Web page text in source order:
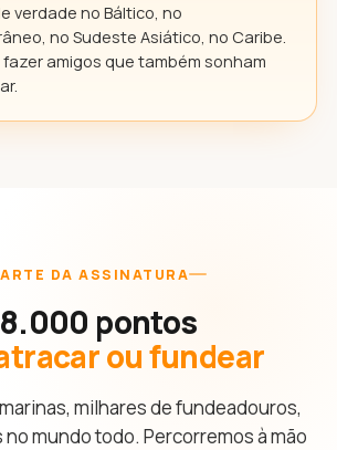
verdade no Báltico, no
no Sudeste Asiático, no Caribe.
fazer amigos que também sonham
DA ASSINATURA
pontos
ou fundear
milhares de fundeadouros,
mundo todo. Percorremos à mão